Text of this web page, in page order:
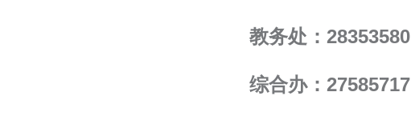
教务处：28353580
综合办：27585717